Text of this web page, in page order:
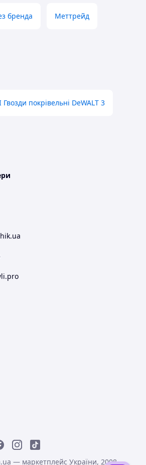
бренда Меттрейд
Гвозди покрівельні DeWALT 3
— маркетплейс України, 2008-